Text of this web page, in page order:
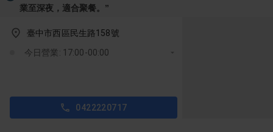
業至深夜，適合聚餐。 ”
臺中市西區民生路158號
今日營業: 17:00-00:00
0422220717